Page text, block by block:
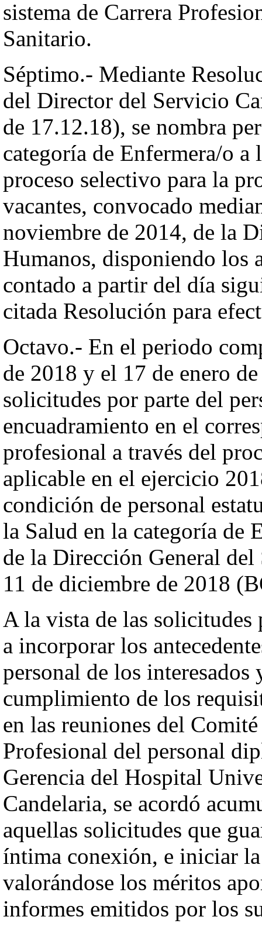
sistema de Carrera
Sanitario.
Séptimo.- Mediante
del Director del Servicio
de 17.12.18), se nombra
categoría de Enfermera/o a
proceso selectivo para la
vacantes, convocado
noviembre de 2014, de la
Humanos, disponiendo los
contado a partir del día
citada Resolución para
Octavo.- En el periodo
de 2018 y el 17 de enero
solicitudes por parte del
encuadramiento en el
profesional a través del
aplicable en el ejercicio
condición de personal
la Salud en la categoría de
de la Dirección General
11 de diciembre de 2018
A la vista de las solicitudes
a incorporar los
personal de los
cumplimiento de los
en las reuniones del
Profesional del personal
Gerencia del Hospital
Candelaria, se acordó
aquellas solicitudes que
íntima conexión, e iniciar
valorándose los méritos
informes emitidos por los